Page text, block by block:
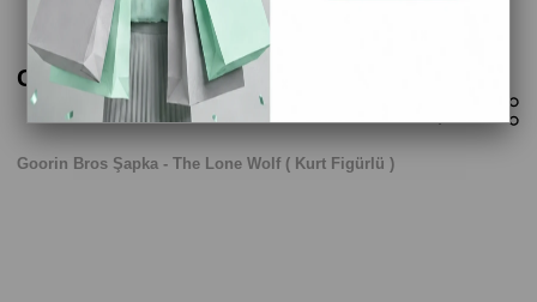
Goorin Bros Şapka - The Lone Wolf
Goorin Bros Şapka - The Lone Wolf ( Kurt Figürlü )